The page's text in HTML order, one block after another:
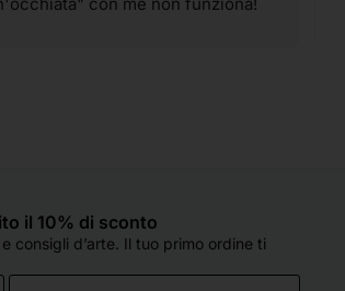
sempre un occhio di riguardo
tutti e si fanno in quattro per
il 10% di sconto
consigli d’arte. Il tuo primo ordine ti